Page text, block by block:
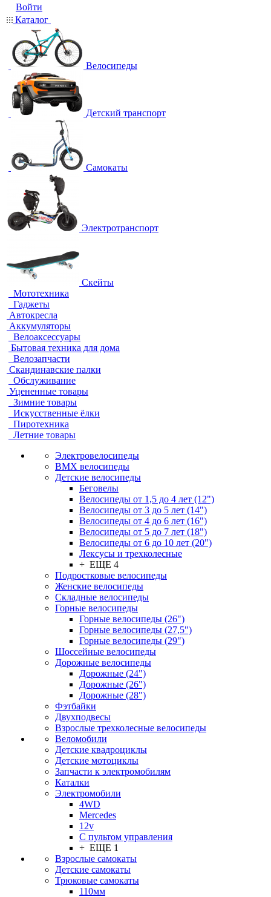
Войти
Каталог
Велосипеды
Детский транспорт
Самокаты
Электротранспорт
Скейты
Мототехника
Гаджеты
Автокресла
Аккумуляторы
Велоаксессуары
Бытовая техника для дома
Велозапчасти
Скандинавские палки
Обслуживание
Уцененные товары
Зимние товары
Искусственные ёлки
Пиротехника
Летние товары
Электровелосипеды
BMX велосипеды
Детские велосипеды
Беговелы
Велосипеды от 1,5 до 4 лет (12")
Велосипеды от 3 до 5 лет (14")
Велосипеды от 4 до 6 лет (16")
Велосипеды от 5 до 7 лет (18")
Велосипеды от 6 до 10 лет (20")
Лексусы и трехколесные
+ ЕЩЕ 4
Подростковые велосипеды
Женские велосипеды
Складные велосипеды
Горные велосипеды
Горные велосипеды (26")
Горные велосипеды (27,5")
Горные велосипеды (29")
Шоссейные велосипеды
Дорожные велосипеды
Дорожные (24")
Дорожные (26")
Дорожные (28")
Фэтбайки
Двухподвесы
Взрослые трехколесные велосипеды
Веломобили
Детские квадроциклы
Детские мотоциклы
Запчасти к электромобилям
Каталки
Электромобили
4WD
Mercedes
12v
С пультом управления
+ ЕЩЕ 1
Взрослые самокаты
Детские самокаты
Трюковые самокаты
110мм